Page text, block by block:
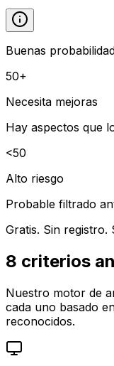
Buenas
50+
Necesita mejoras
Hay aspectos que
<50
Alto riesgo
Probable filtrado
Gratis. Sin registro.
8 criterios
Nuestro motor de
cada uno basado
reconocidos.